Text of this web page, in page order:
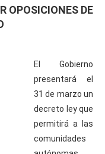
OPOSICIONES DE
El Gobierno
presentará el
31 de marzo un
decreto ley que
permitirá a las
comunidades